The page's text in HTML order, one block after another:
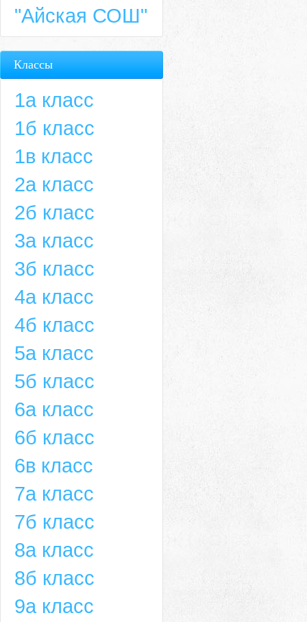
"Айская СОШ"
Классы
1а класс
1б класс
1в класс
2а класс
2б класс
3а класс
3б класс
4а класс
4б класс
5а класс
5б класс
6а класс
6б класс
6в класс
7а класс
7б класс
8а класс
8б класс
9а класс